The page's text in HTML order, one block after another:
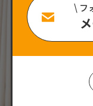
\ フ